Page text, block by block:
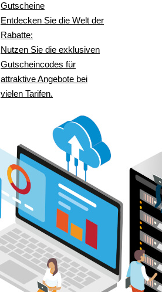
Gutscheine
Entdecken Sie die Welt der
Rabatte:
Nutzen Sie die exklusiven
Gutscheincodes für
attraktive Angebote bei
vielen Tarifen.